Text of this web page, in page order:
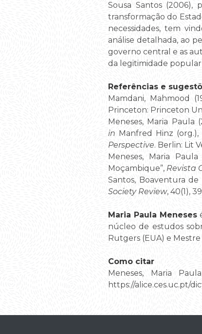
Sousa Santos (2006),
transformação do
necessidades, tem
análise detalhada, ao
governo central e as
da legitimidade
Referências e
Mamdani, Mahmood
Princeton: Princeton
Meneses, Maria
in Manfred Hinz (org.),
Perspective. Berlin: Lit
Meneses, Maria
Moçambique”, Revista
Santos, Boaventura
Society Review, 40(1),
Maria Paula Meneses
núcleo de estudos
Rutgers (EUA) e
Como citar
Meneses, Maria
https://alice.ces.uc.pt/